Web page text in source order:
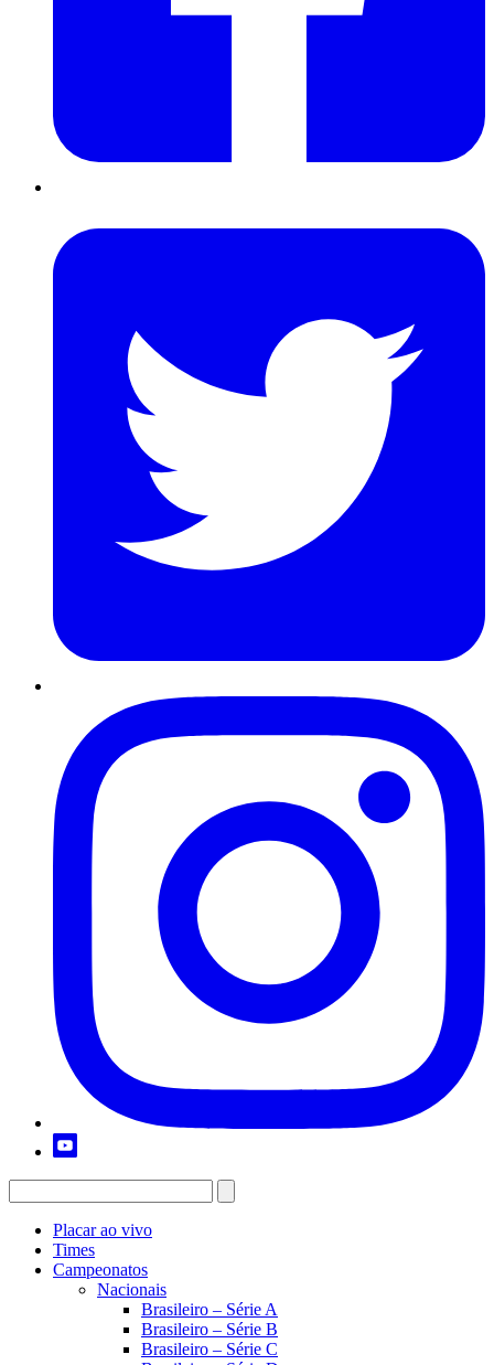
Placar ao vivo
Times
Campeonatos
Nacionais
Brasileiro – Série A
Brasileiro – Série B
Brasileiro – Série C